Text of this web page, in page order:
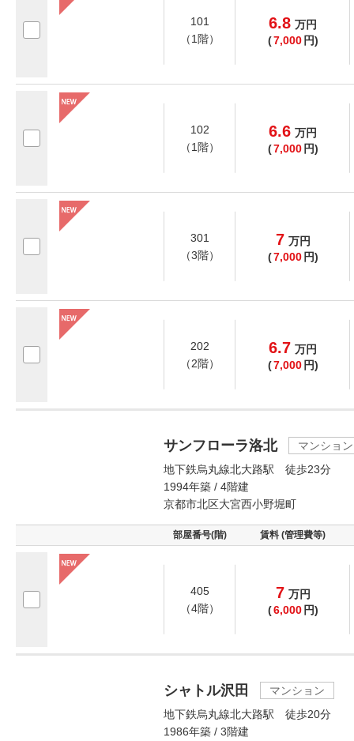
101
（1階）
6.8 万円
(7,000 円)
102
（1階）
6.6 万円
(7,000 円)
301
（3階）
7 万円
(7,000 円)
202
（2階）
6.7 万円
(7,000 円)
サンフローラ洛北
マンション
地下鉄烏丸線北大路駅 徒歩23分
1994年築 / 4階建
京都市北区大宮西小野堀町
部屋番号(階) 賃料 (管理費等)
405
（4階）
7 万円
(6,000 円)
シャトル沢田
マンション
地下鉄烏丸線北大路駅 徒歩20分
1986年築 / 3階建